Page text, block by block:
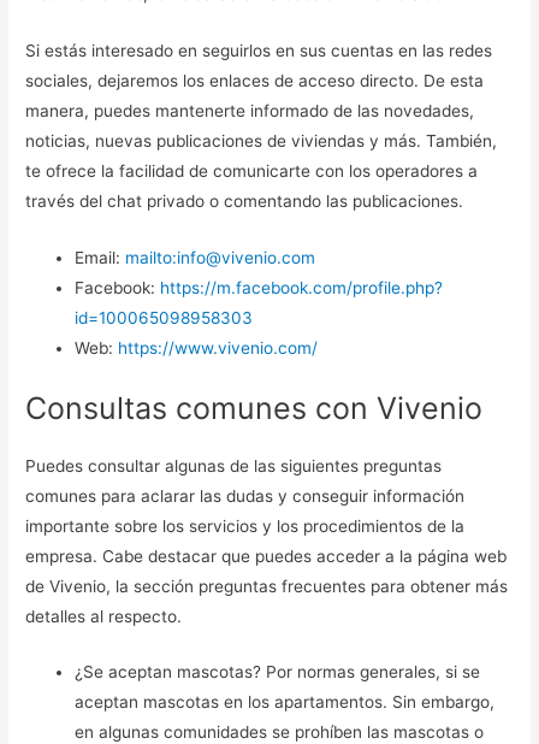
Si estás interesado en seguirlos en sus cuentas en las redes
sociales, dejaremos los enlaces de acceso directo. De esta
manera, puedes mantenerte informado de las novedades,
noticias, nuevas publicaciones de viviendas y más. También,
te ofrece la facilidad de comunicarte con los operadores a
través del chat privado o comentando las publicaciones.
Email: mailto:info@vivenio.com
Facebook: https://m.facebook.com/profile.php?
id=100065098958303
Web: https://www.vivenio.com/
Consultas comunes con Vivenio
Puedes consultar algunas de las siguientes preguntas
comunes para aclarar las dudas y conseguir información
importante sobre los servicios y los procedimientos de la
empresa. Cabe destacar que puedes acceder a la página web
de Vivenio, la sección preguntas frecuentes para obtener más
detalles al respecto.
¿Se aceptan mascotas? Por normas generales, si se
aceptan mascotas en los apartamentos. Sin embargo,
en algunas comunidades se prohíben las mascotas o